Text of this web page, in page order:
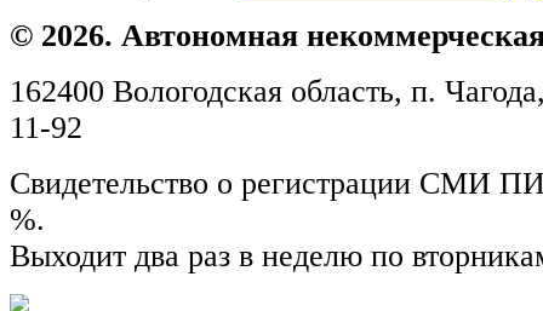
© 2026. Автономная
162400 Вологодская область, п.
11-92
Свидетельство о регистрации СМИ
%.
Выходит два раз в неделю по